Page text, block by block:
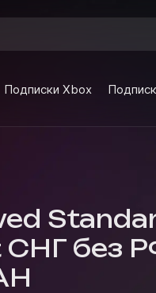
Подписки Xbox
СНГ без